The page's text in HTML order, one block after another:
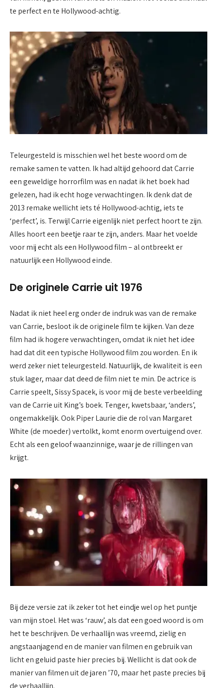
te perfect en te Hollywood-achtig.
Teleurgesteld is misschien wel het beste woord om de
remake samen te vatten. Ik had altijd gehoord dat Carrie
een geweldige horrorfilm was en nadat ik het boek had
gelezen, had ik echt hoge verwachtingen. Ik denk dat de
2013 remake wellicht iets té Hollywood-achtig, iets te
‘perfect’, is. Terwijl Carrie eigenlijk niet perfect hoort te zijn.
Alles hoort een beetje raar te zijn, anders. Maar het voelde
voor mij echt als een Hollywood film – al ontbreekt er
natuurlijk een Hollywood einde.
De originele Carrie uit 1976
Nadat ik niet heel erg onder de indruk was van de remake
van Carrie, besloot ik de originele film te kijken. Van deze
film had ik hogere verwachtingen, omdat ik niet het idee
had dat dit een typische Hollywood film zou worden. En ik
werd zeker niet teleurgesteld. Natuurlijk, de kwaliteit is een
stuk lager, maar dat deed de film niet te min. De actrice is
Carrie speelt, Sissy Spacek, is voor mij de beste verbeelding
van de Carrie uit King’s boek. Tenger, kwetsbaar, ‘anders’,
ongemakkelijk. Ook Piper Laurie die de rol van Margaret
White (de moeder) vertolkt, komt enorm overtuigend over.
Echt als een geloof waanzinnige, waar je de rillingen van
krijgt.
Bij deze versie zat ik zeker tot het eindje wel op het puntje
van mijn stoel. Het was ‘rauw’, als dat een goed woord is om
het te beschrijven. De verhaallijn was vreemd, zielig en
angstaanjagend en de manier van filmen en gebruik van
licht en geluid paste hier precies bij. Wellicht is dat ook de
manier van filmen uit de jaren ’70, maar het paste precies bij
de verhaallijn.